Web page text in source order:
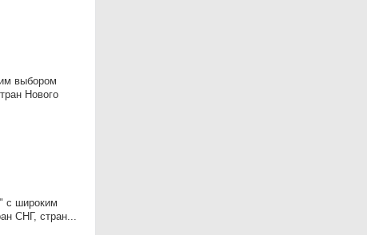
выбором
Нового
с широким
СНГ, стран...